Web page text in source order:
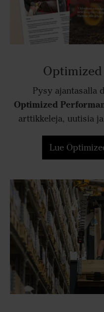
Pysy ajantasalla
Optimized
arttikkeleja, uutisia
Lue